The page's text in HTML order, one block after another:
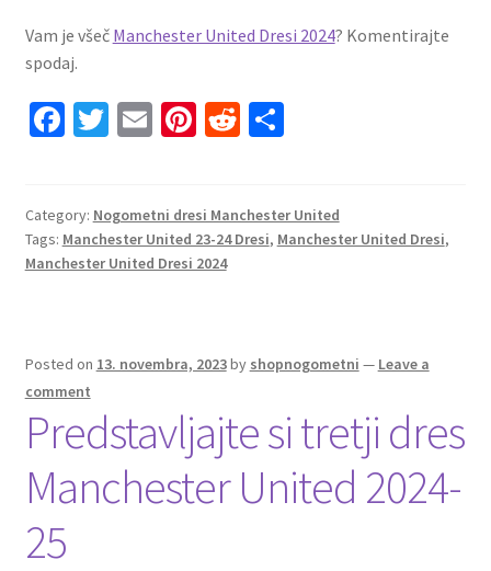
Vam je všeč Manchester United Dresi 2024? Komentirajte
spodaj.
Fa
o
o
T
er
E
l
Pi
es
t
R
di
t
S
e
Category: Nogometni dresi Manchester United
Tags: Manchester United 23-24 Dresi, Manchester United Dresi,
Manchester United Dresi 2024
Posted on 13. novembra, 2023by shopnogometni — Leave a
comment
Predstavljajte si tretji dres
Manchester United 2024-
25